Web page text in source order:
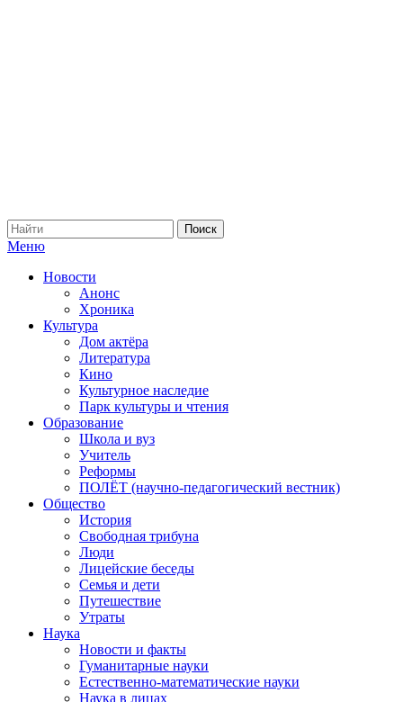
Меню
Новости
Анонс
Хроника
Культура
Дом актёра
Литература
Кино
Культурное наследие
Парк культуры и чтения
Образование
Школа и вуз
Учитель
Реформы
ПОЛЁТ (научно-педагогический вестник)
Общество
История
Свободная трибуна
Люди
Лицейские беседы
Семья и дети
Путешествие
Утраты
Наука
Новости и факты
Гуманитарные науки
Естественно-математические науки
Наука в лицах